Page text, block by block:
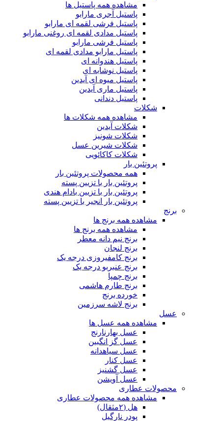
مشاهده همه پاستیل ها
پاستیل آجری مارابو
پاستیل فرشی لقمه ای مارابو
پاستیل مدادی لقمه ای روغنی مارابو
پاستیل فرشی مارابو
پاستیل مارابو مدادی لقمه ای
پاستیل هندوانه ای
پاستیل نوشابه ای
پاستیل میوه ای آیدین
پاستیل ماری آیدین
پاستیل دندانی
شکلات
مشاهده همه شکلات ها
شکلات آیدین
شکلات شونیز
شکلات شیرین عسل
شکلات کاکائویی
پروتئین بار
همه محصولات پروتئین بار
پروتئین بار با تزیین پسته
پروتئین بار با تزیین بادام هندی
پروتئین بار انجیر با تزیین پسته
برنج
مشاهده همه برنج ها
مشاهده همه برنج ها
برنج نیم دانه معطر
برنج لنجان
برنج کامفیروزی درجه یک
برنج عنبربو درجه یک
برنج چمپا
برنج طارم هاشمی
خورده برنج
برنج لاشه سرزمین
عسل
مشاهده همه عسل ها
عسل بهارنارنج
عسل گز انگبین
عسل سیاهدانه
عسل کنار
عسل گشنیز
عسل آویشن
محصولات عطاری
مشاهده همه محصولات عطاری
هل (۲مثقال)
پودر نارگیل